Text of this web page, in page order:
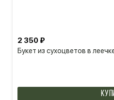
Букет из сухоцветов в
2 350 ₽